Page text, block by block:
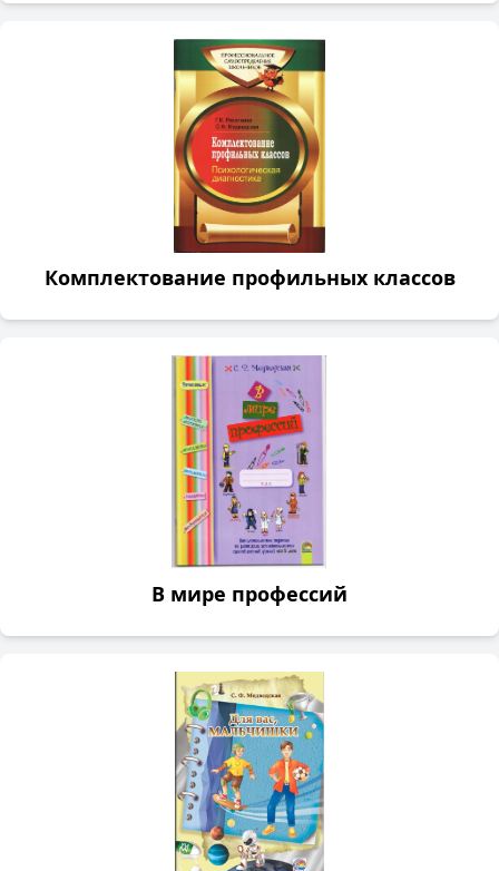
Комплектование профильных классов
В мире профессий